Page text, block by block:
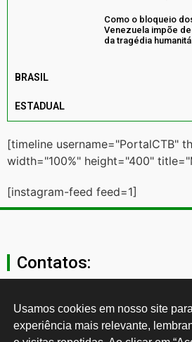
Como o bloqueio
Venezuela impõe
da tragédia
BRASIL
ESTADUAL
[timeline username="PortalCTB"
width="100%" height="400"
[instagram-feed feed=1]
Contatos:
11 3874-
Usamos cookies em nosso site
experiência mais relevante,